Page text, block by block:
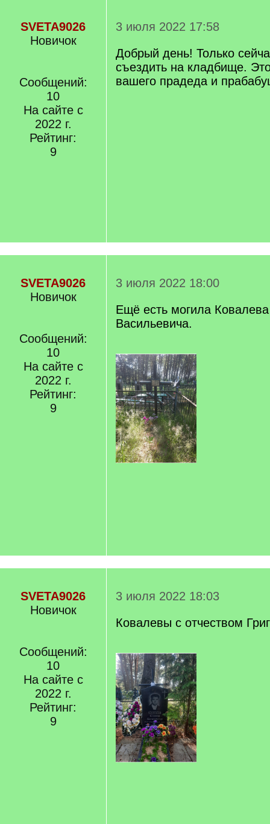
SVETA9026
Новичок
Сообщений:
10
На сайте с
2022 г.
Рейтинг:
9
3 июля 2022 17:58
Добрый день! Только
съездить на кладбище.
вашего прадеда и
SVETA9026
Новичок
Сообщений:
10
На сайте с
2022 г.
Рейтинг:
9
3 июля 2022 18:00
Ещё есть могила
Васильевича.
SVETA9026
Новичок
Сообщений:
10
На сайте с
2022 г.
Рейтинг:
9
3 июля 2022 18:03
Ковалевы с отчеством